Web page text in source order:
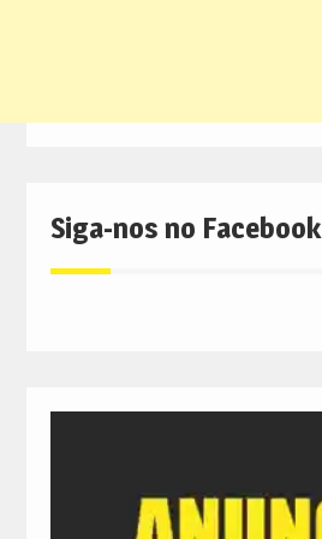
Siga-nos no Facebook